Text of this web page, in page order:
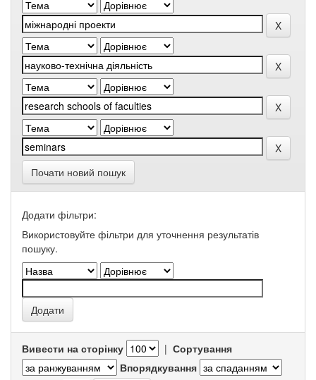
Почати новий пошук
Додати фільтри:
Використовуйте фільтри для уточнення результатів
пошуку.
Вивести на сторінку | Сортування
Впорядкування